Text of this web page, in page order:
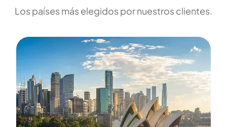
Los países más elegidos por nuestros clientes.